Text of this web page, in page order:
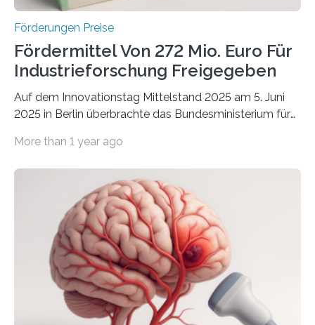
Förderungen Preise
Fördermittel Von 272 Mio. Euro Für
Industrieforschung Freigegeben
Auf dem Innovationstag Mittelstand 2025 am 5. Juni
2025 in Berlin überbrachte das Bundesministerium für
Überplanmäßige Verpflichtungsermächtigungen in
Woche vom Haushaltsausschuss freigegeben – unter
anderem zur Unterstützung der
Industrieforschungsprogramme Industrielle
Gemeinschaftsforschung (IGF), Zentrales
Innovationsprogramm Mittelstand (ZIM) und
Innovationskompetenz INNO-KOM. Auf dem
Innovationstag Mittelstand 2025 am 5. Juni 2025 in
Berlin überbrachte das Bundesministerium für
Wirtschaft und Energie eine gute Nachricht:
More than 1 year ago